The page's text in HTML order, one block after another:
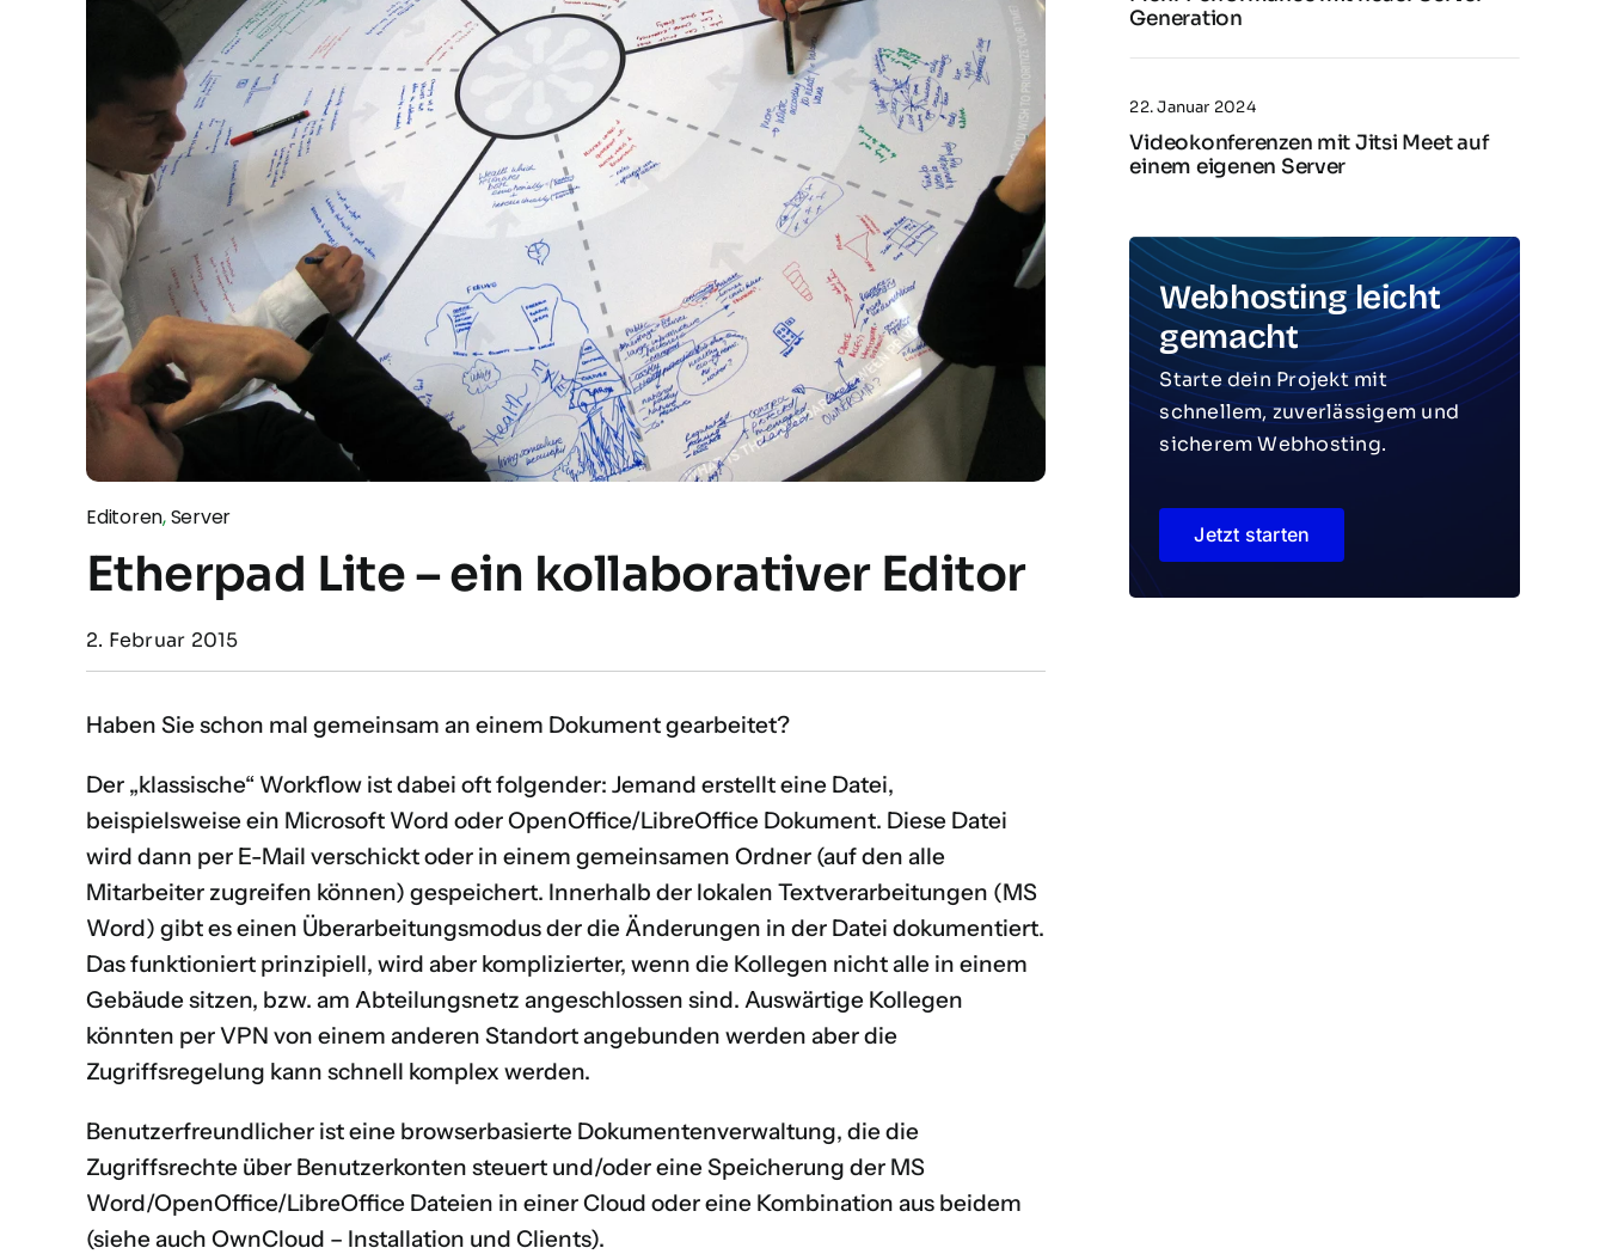
Editoren,Server
Etherpad Lite – ein kollaborativer Editor
2. Februar 2015
Haben Sie schon mal gemeinsam an einem Dokument gearbeitet?
Der „klassische“ Workflow ist dabei oft folgender: Jemand erstellt eine Datei,
beispielsweise ein Microsoft Word oder OpenOffice/LibreOffice Dokument. Diese Datei
wird dann per E-Mail verschickt oder in einem gemeinsamen Ordner (auf den alle
Mitarbeiter zugreifen können) gespeichert. Innerhalb der lokalen Textverarbeitungen (MS
Word) gibt es einen Überarbeitungsmodus der die Änderungen in der Datei dokumentiert.
Das funktioniert prinzipiell, wird aber komplizierter, wenn die Kollegen nicht alle in einem
Gebäude sitzen, bzw. am Abteilungsnetz angeschlossen sind. Auswärtige Kollegen
könnten per VPN von einem anderen Standort angebunden werden aber die
Zugriffsregelung kann schnell komplex werden.
Benutzerfreundlicher ist eine browserbasierte Dokumentenverwaltung, die die
Zugriffsrechte über Benutzerkonten steuert und/oder eine Speicherung der MS
Word/OpenOffice/LibreOffice Dateien in einer Cloud oder eine Kombination aus beidem
(siehe auch OwnCloud – Installation und Clients).
Generation
22. Januar 2024
Videokonferenzen mit Jitsi Meet auf
einem eigenen Server
Webhosting leicht
gemacht
Starte dein Projekt mit
schnellem, zuverlässigem und
sicherem Webhosting.
Jetzt starten